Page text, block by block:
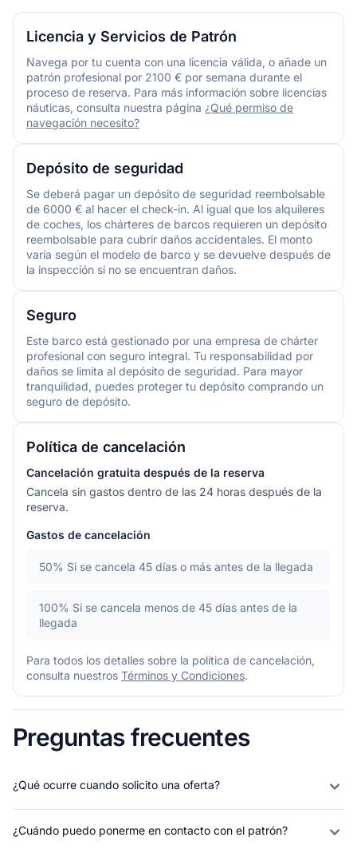
Licencia y Servicios de Patrón
Navega por tu cuenta con una licencia válida, o añade un
patrón profesional por 2100 € por semana durante el
proceso de reserva. Para más información sobre licencias
náuticas, consulta nuestra página ¿Qué permiso de
navegación necesito?
Depósito de seguridad
Se deberá pagar un depósito de seguridad reembolsable
de 6000 € al hacer el check-in. Al igual que los alquileres
de coches, los chárteres de barcos requieren un depósito
reembolsable para cubrir daños accidentales. El monto
varía según el modelo de barco y se devuelve después de
la inspección si no se encuentran daños.
Seguro
Este barco está gestionado por una empresa de chárter
profesional con seguro integral. Tu responsabilidad por
daños se limita al depósito de seguridad. Para mayor
tranquilidad, puedes proteger tu depósito comprando un
seguro de depósito.
Política de cancelación
Cancelación gratuita después de la reserva
Cancela sin gastos dentro de las 24 horas después de la
reserva.
Gastos de cancelación
50% Si se cancela 45 días o más antes de la llegada
100% Si se cancela menos de 45 días antes de la
llegada
Para todos los detalles sobre la política de cancelación,
consulta nuestros Términos y Condiciones.
Preguntas frecuentes
¿Qué ocurre cuando solicito una oferta?
¿Cuándo puedo ponerme en contacto con el patrón?